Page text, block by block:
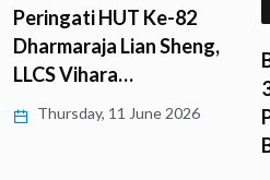
Peringati HUT Ke-82
Dharmaraja Lian Sheng,
LLCS Vihara…
Thursday, 11 June 2026